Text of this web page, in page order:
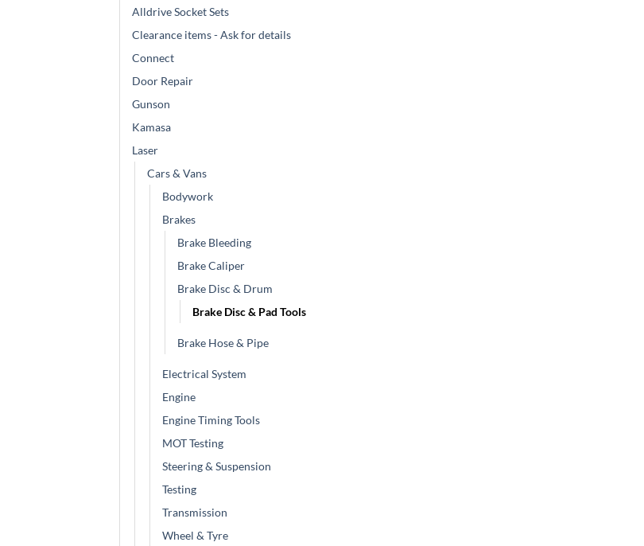
Alldrive Socket Sets
Clearance items - Ask for details
Connect
Door Repair
Gunson
Kamasa
Laser
Cars & Vans
Bodywork
Brakes
Brake Bleeding
Brake Caliper
Brake Disc & Drum
Brake Disc & Pad Tools
Brake Hose & Pipe
Electrical System
Engine
Engine Timing Tools
MOT Testing
Steering & Suspension
Testing
Transmission
Wheel & Tyre